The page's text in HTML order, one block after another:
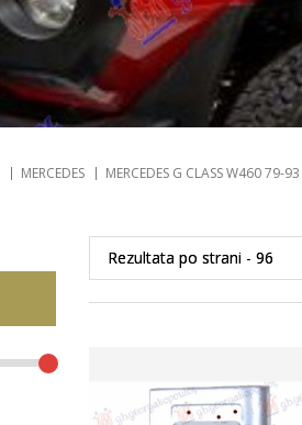
MERCEDES MERCEDES G CLASS W460 79-93